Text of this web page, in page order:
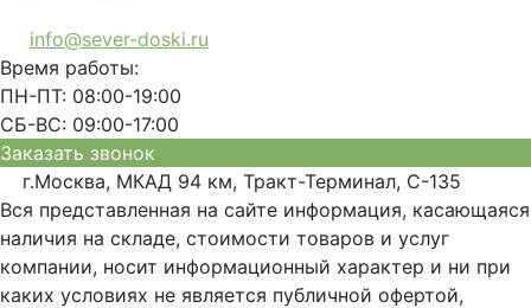
info@sever-doski.ru
Время работы:
ПН-ПТ: 08:00-19:00
СБ-ВС: 09:00-17:00
Заказать звонок
г.Москва, МКАД 94 км, Тракт-Терминал, С-135
Вся представленная на сайте информация, касающаяся
наличия на складе, стоимости товаров и услуг
компании, носит информационный характер и ни при
каких условиях не является публичной офертой,